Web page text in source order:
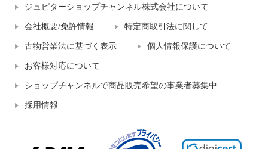
ジュピターショップチャンネル株式会社について
会社概要/免許情報 特定商取引法に関して
古物営業法に基づく表示 個人情報保護について
お客様対応について
ショップチャンネルで商品販売希望の事業者募集中
採用情報